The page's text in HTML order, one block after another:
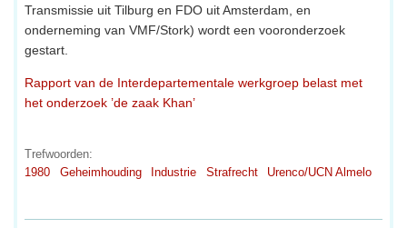
Transmissie uit Tilburg en FDO uit Amsterdam, en
onderneming van VMF/Stork) wordt een vooronderzoek
gestart.
Rapport van de Interdepartementale werkgroep belast met
het onderzoek ’de zaak Khan’
Trefwoorden:
1980
Geheimhouding Industrie Strafrecht Urenco/UCN Almelo